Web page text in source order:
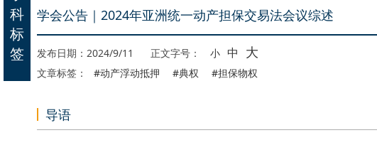
学会公告｜2024年亚洲统一动产担保交易法会议综述
发布日期：2024/9/11 正文字号： 小 中 大
文章标签： #动产浮动抵押 #典权 #担保物权
导语
科
标
签